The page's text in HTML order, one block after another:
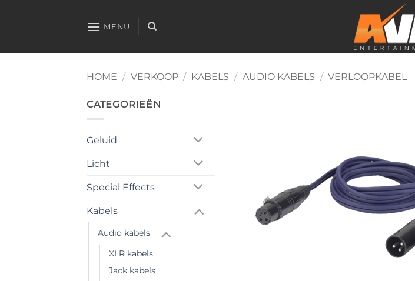
MENU
HOME / VERKOOP / KABELS / AUDIO KABELS / VERLOOPKABEL
CATEGORIEËN
Geluid
Licht
Special Effects
Kabels
Audio kabels
XLR kabels
Jack kabels